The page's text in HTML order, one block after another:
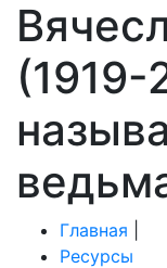
(1919-
Главная
Ресурсы